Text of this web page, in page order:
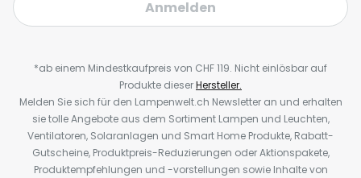
Anmelden
*ab einem Mindestkaufpreis von CHF 119. Nicht einlösbar auf
Produkte dieserHersteller.
Melden Sie sich für den Lampenwelt.ch Newsletter an und erhalten
sie tolle Angebote aus dem Sortiment Lampen und Leuchten,
Ventilatoren, Solaranlagen und Smart Home Produkte, Rabatt-
Gutscheine, Produktpreis-Reduzierungen oder Aktionspakete,
Produktempfehlungen und -vorstellungen sowie Inhalte von